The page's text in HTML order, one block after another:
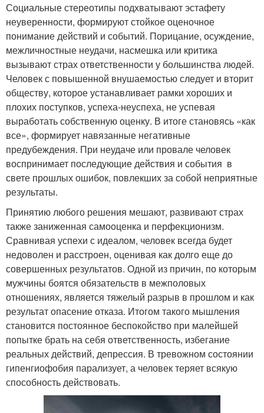
Социальные стереотипы подхватывают эстафету
неуверенности, формируют стойкое оценочное
понимание действий и событий. Порицание, осуждение,
межличностные неудачи, насмешка или критика
вызывают страх ответственности у большинства людей.
Человек с повышенной внушаемостью следует и вторит
обществу, которое устанавливает рамки хороших и
плохих поступков, успеха-неуспеха, не успевая
выработать собственную оценку. В итоге становясь «как
все», формирует навязанные негативные
предубеждения. При неудаче или провале человек
воспринимает последующие действия и события в
свете прошлых ошибок, повлекших за собой неприятные
результаты.
Принятию любого решения мешают, развивают страх
также заниженная самооценка и перфекционизм.
Сравнивая успехи с идеалом, человек всегда будет
недоволен и расстроен, оценивая как долго еще до
совершенных результатов. Одной из причин, по которым
мужчины боятся обязательств в межполовых
отношениях, является тяжелый разрыв в прошлом и как
результат опасение отказа. Итогом такого мышления
становится постоянное беспокойство при малейшей
попытке брать на себя ответственность, избегание
реальных действий, депрессия. В тревожном состоянии
гипенгиофобия парализует, а человек теряет всякую
способность действовать.